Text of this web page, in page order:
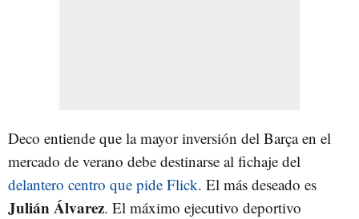
Deco entiende que la mayor inversión del Barça en el
mercado de verano debe destinarse al fichaje del
delantero centro que pide Flick. El más deseado es
Julián Álvarez. El máximo ejecutivo deportivo